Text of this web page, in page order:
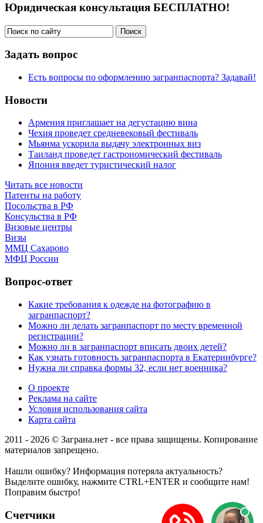
Юридическая консультация БЕСПЛАТНО!
Задать вопрос
Есть вопросы по оформлению загранпаспорта? Задавай!
Новости
Армения приглашает на дегустацию вина
Чехия проведет средневековый фестиваль
Мьянма ускорила выдачу электронных виз
Таиланд проведет гастрономический фестиваль
Япония введет туристический налог
Читать все новости
Патенты на работу
Посольства в РФ
Консульства в РФ
Визовые центры
Визы
ММЦ Сахарово
МФЦ России
Вопрос-ответ
Какие требования к одежде на фотографию в
загранпаспорт?
Можно ли делать загранпаспорт по месту временной
регистрации?
Можно ли в загранпаспорт вписать двоих детей?
Как узнать готовность загранпаспорта в Екатеринбурге?
Нужна ли справка формы 32, если нет военника?
О проекте
Реклама на сайте
Условия использования сайта
Карта сайта
2011 - 2026 © Заграна.нет - все права защищены. Копирование
материалов запрещено.
Нашли ошибку? Информация потеряла актуальность?
Выделите ошибку, нажмите CTRL+ENTER и сообщите нам!
Поправим быстро!
Счетчики